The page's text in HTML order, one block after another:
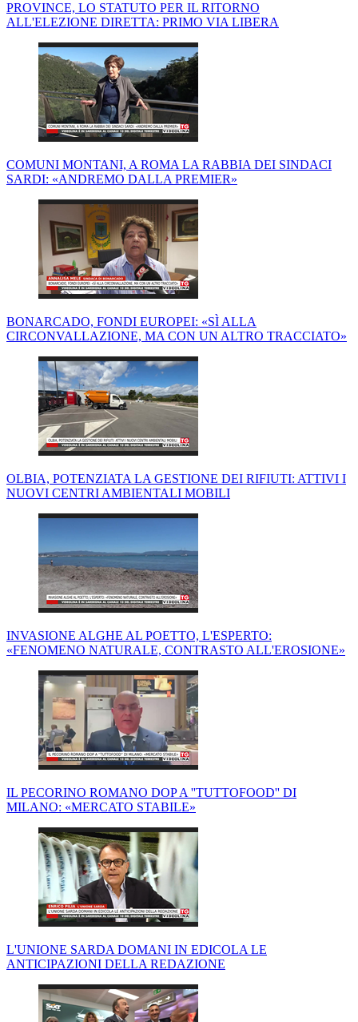
PROVINCE, LO STATUTO PER IL RITORNO
ALL'ELEZIONE DIRETTA: PRIMO VIA LIBERA
COMUNI MONTANI, A ROMA LA RABBIA DEI SINDACI
SARDI: «ANDREMO DALLA PREMIER»
BONARCADO, FONDI EUROPEI: «SÌ ALLA
CIRCONVALLAZIONE, MA CON UN ALTRO TRACCIATO»
OLBIA, POTENZIATA LA GESTIONE DEI RIFIUTI: ATTIVI I
NUOVI CENTRI AMBIENTALI MOBILI
INVASIONE ALGHE AL POETTO, L'ESPERTO:
«FENOMENO NATURALE, CONTRASTO ALL'EROSIONE»
IL PECORINO ROMANO DOP A ''TUTTOFOOD'' DI
MILANO: «MERCATO STABILE»
L'UNIONE SARDA DOMANI IN EDICOLA LE
ANTICIPAZIONI DELLA REDAZIONE